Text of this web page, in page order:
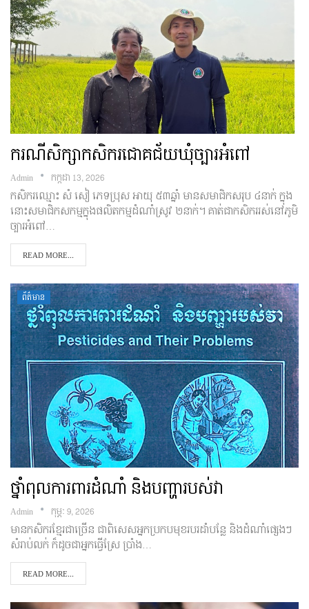
ករណីសិក្សាកសិករជោគជ័យឃុំច្បារអំពៅ
Admin កក្កដា 13, 2026
កសិករឈ្មោះ សំ សៀ ភេទប្រុស អាយុ ៥៣ឆ្នាំ មានសមាជិកសរុប ៤នាក់ ក្នុង
នោះសមាជិកសកម្មក្នុងផលិតកម្មដំណាំស្រូវ ២នាក់។ គាត់ជាកសិកររស់នៅភូមិ
ច្បារអំពៅ…
READ MORE...
ព័ត៌មាន
ថ្នាំពុលការពារដំណាំ និងបញ្ហារបស់វា
Admin កុម្ភៈ 9, 2026
មានកសិករខ្មែរជាច្រើន ជាពិសេសអ្នកប្រកបមុខរបរដាំបន្លែ និងដំណាំផ្សេងៗ
សំរាប់លក់ ក៏ដូចជាអ្នកធ្វើស្រែ ប្រាំង…
READ MORE...